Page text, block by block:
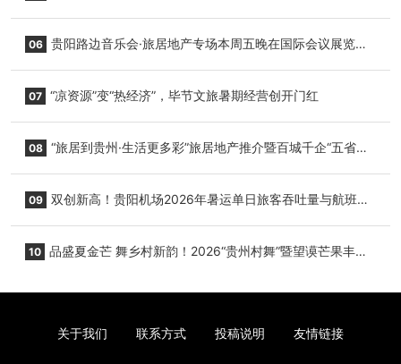
06 贵阳路边音乐会·旅居地产专场本周五晚在国际会议展览中
07 “凉资源”变“热经济”，毕节文旅暑期经营创开门红
08 “旅居到贵州·生活更多彩”旅居地产推介暨百城千企“五省
09 双创新高！贵阳机场2026年暑运单日旅客吞吐量与航班起
10 品盛夏金芒 舞乡村新韵！2026“贵州村舞”暨望谟芒果丰收
关于我们 联系方式 投稿说明 友情链接